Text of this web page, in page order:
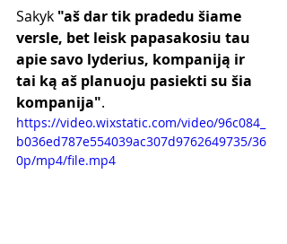
Sakyk "aš dar tik pradedu šiame
versle, bet leisk papasakosiu tau
apie savo lyderius, kompaniją ir
tai ką aš planuoju pasiekti su šia
kompanija".
https://video.wixstatic.com/video/96c084_
b036ed787e554039ac307d9762649735/36
0p/mp4/file.mp4